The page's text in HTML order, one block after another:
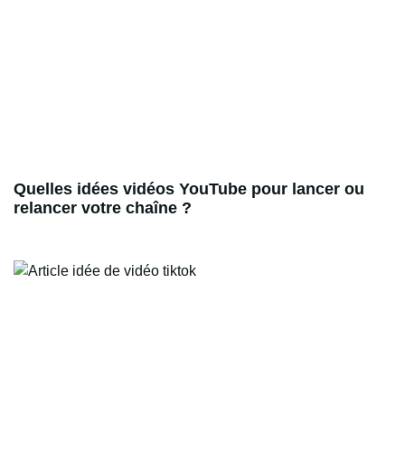
Quelles idées vidéos YouTube pour lancer ou
relancer votre chaîne ?